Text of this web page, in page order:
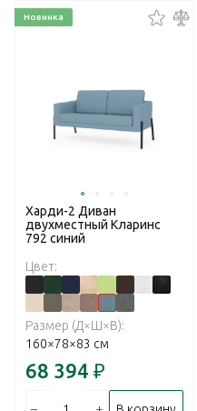
Новинка
Харди-2 Диван
двухместный Кларинс
792 синий
Цвет:
Размер (Д×Ш×В):
160×78×83 см
68 394 ₽